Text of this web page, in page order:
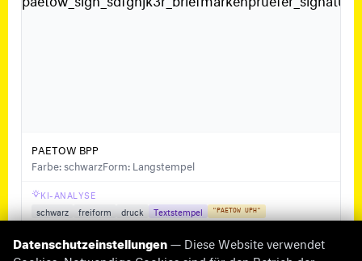
PAETOW BPP
Farbe: schwarzForm: Langstempel
KI-ANALYSE
schwarz
freiform druck Textstempel "PAETOW UPH"
Datenschutzeinstellungen— Diese Website verwendet